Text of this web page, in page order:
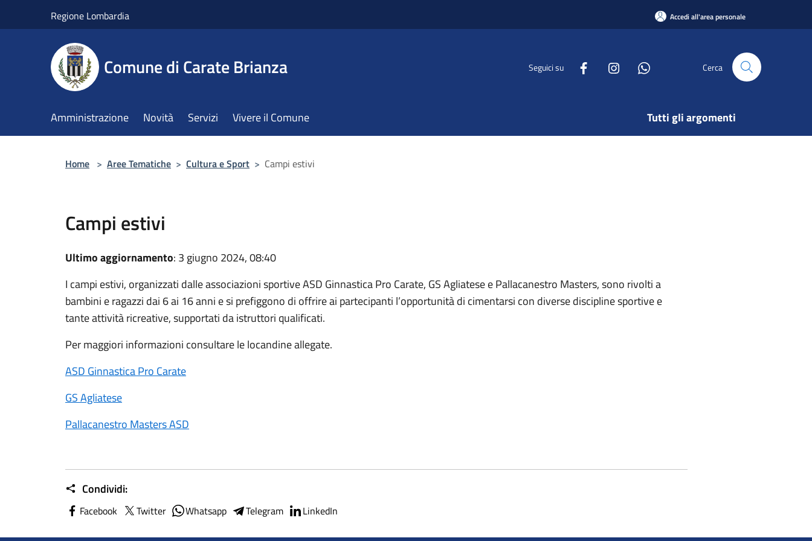
Regione Lombardia Accedi all'area personale
Comune di Carate Brianza Seguici su Cerca
Amministrazione Novità Servizi Vivere il Comune Tutti gli argomenti
Home > Aree Tematiche > Cultura e Sport > Campi estivi
Campi estivi
Ultimo aggiornamento: 3 giugno 2024, 08:40
I campi estivi, organizzati dalle associazioni sportive ASD Ginnastica Pro Carate, GS Agliatese e Pallacanestro Masters, sono rivolti a
bambini e ragazzi dai 6 ai 16 anni e si prefiggono di offrire ai partecipanti l’opportunità di cimentarsi con diverse discipline sportive e
tante attività ricreative, supportati da istruttori qualificati.
Per maggiori informazioni consultare le locandine allegate.
ASD Ginnastica Pro Carate
GS Agliatese
Pallacanestro Masters ASD
Condividi:
Facebook Twitter Whatsapp Telegram LinkedIn